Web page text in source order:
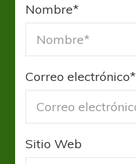
Nombre*
Correo electrónico*
Sitio Web